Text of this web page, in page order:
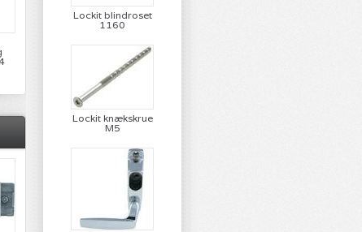
Lockit blindroset
1160
Lockit knækskrue
M5